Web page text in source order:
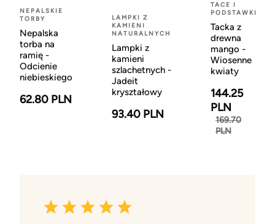
NEPALSKIE
TORBY
Nepalska
torba na
ramię -
Odcienie
niebieskiego
62.80 PLN
LAMPKI Z
KAMIENI
NATURALNYCH
Lampki z
kamieni
szlachetnych -
Jadeit
kryształowy
93.40 PLN
TACE I
PODSTAWKI
Tacka z
drewna
mango -
Wiosenne
kwiaty
144.25
PLN
169.70
PLN